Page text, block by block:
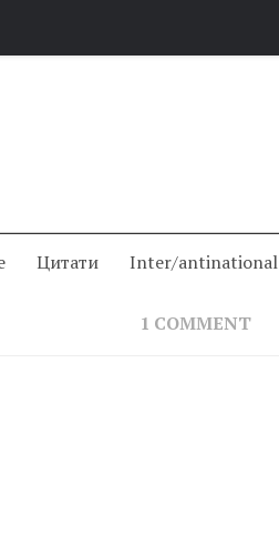
Цитати Inter/antinational
1 COMMENT